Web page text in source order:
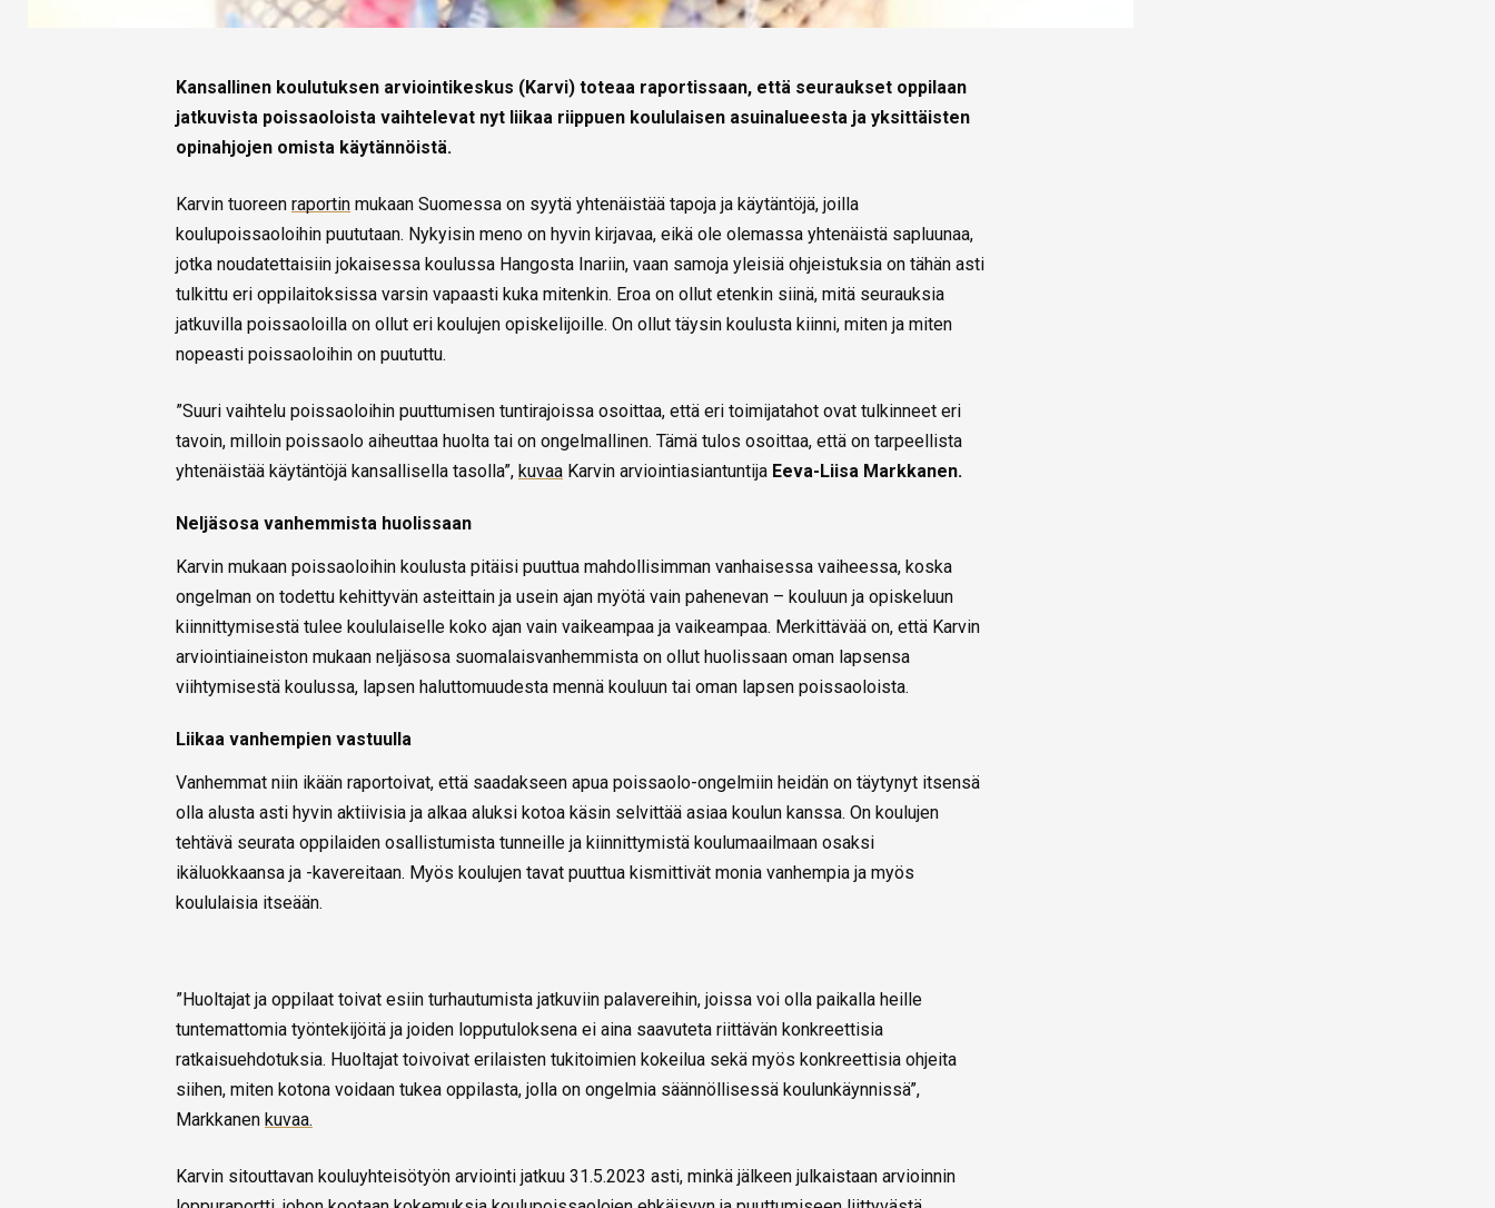
Kansallinen koulutuksen arviointikeskus (Karvi) toteaa raportissaan, että seuraukset oppilaan
jatkuvista poissaoloista vaihtelevat nyt liikaa riippuen koululaisen asuinalueesta ja yksittäisten
opinahjojen omista käytännöistä.
Karvin tuoreen raportin mukaan Suomessa on syytä yhtenäistää tapoja ja käytäntöjä, joilla
koulupoissaoloihin puututaan. Nykyisin meno on hyvin kirjavaa, eikä ole olemassa yhtenäistä sapluunaa,
jotka noudatettaisiin jokaisessa koulussa Hangosta Inariin, vaan samoja yleisiä ohjeistuksia on tähän asti
tulkittu eri oppilaitoksissa varsin vapaasti kuka mitenkin. Eroa on ollut etenkin siinä, mitä seurauksia
jatkuvilla poissaoloilla on ollut eri koulujen opiskelijoille. On ollut täysin koulusta kiinni, miten ja miten
nopeasti poissaoloihin on puututtu.
”Suuri vaihtelu poissaoloihin puuttumisen tuntirajoissa osoittaa, että eri toimijatahot ovat tulkinneet eri
tavoin, milloin poissaolo aiheuttaa huolta tai on ongelmallinen. Tämä tulos osoittaa, että on tarpeellista
yhtenäistää käytäntöjä kansallisella tasolla”, kuvaa Karvin arviointiasiantuntija Eeva-Liisa Markkanen.
Neljäsosa vanhemmista huolissaan
Karvin mukaan poissaoloihin koulusta pitäisi puuttua mahdollisimman vanhaisessa vaiheessa, koska
ongelman on todettu kehittyvän asteittain ja usein ajan myötä vain pahenevan – kouluun ja opiskeluun
kiinnittymisestä tulee koululaiselle koko ajan vain vaikeampaa ja vaikeampaa. Merkittävää on, että Karvin
arviointiaineiston mukaan neljäsosa suomalaisvanhemmista on ollut huolissaan oman lapsensa
viihtymisestä koulussa, lapsen haluttomuudesta mennä kouluun tai oman lapsen poissaoloista.
Liikaa vanhempien vastuulla
Vanhemmat niin ikään raportoivat, että saadakseen apua poissaolo-ongelmiin heidän on täytynyt itsensä
olla alusta asti hyvin aktiivisia ja alkaa aluksi kotoa käsin selvittää asiaa koulun kanssa. On koulujen
tehtävä seurata oppilaiden osallistumista tunneille ja kiinnittymistä koulumaailmaan osaksi
ikäluokkaansa ja -kavereitaan. Myös koulujen tavat puuttua kismittivät monia vanhempia ja myös
koululaisia itseään.
”Huoltajat ja oppilaat toivat esiin turhautumista jatkuviin palavereihin, joissa voi olla paikalla heille
tuntemattomia työntekijöitä ja joiden lopputuloksena ei aina saavuteta riittävän konkreettisia
ratkaisuehdotuksia. Huoltajat toivoivat erilaisten tukitoimien kokeilua sekä myös konkreettisia ohjeita
siihen, miten kotona voidaan tukea oppilasta, jolla on ongelmia säännöllisessä koulunkäynnissä”,
Markkanen kuvaa.
Karvin sitouttavan kouluyhteisötyön arviointi jatkuu 31.5.2023 asti, minkä jälkeen julkaistaan arvioinnin